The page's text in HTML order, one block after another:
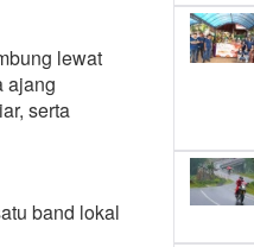
lewat
ajang
serta
band lokal